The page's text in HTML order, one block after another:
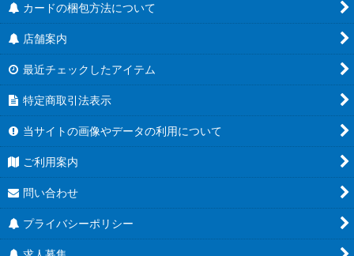
カードの梱包方法について
店舗案内
最近チェックしたアイテム
特定商取引法表示
当サイトの画像やデータの利用について
ご利用案内
問い合わせ
プライバシーポリシー